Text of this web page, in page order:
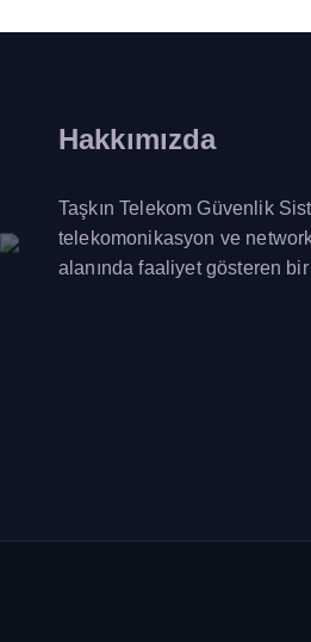
Hakkımızda
Taşkın Telekom Güvenlik
telekomonikasyon ve
alanında faaliyet gösteren bir